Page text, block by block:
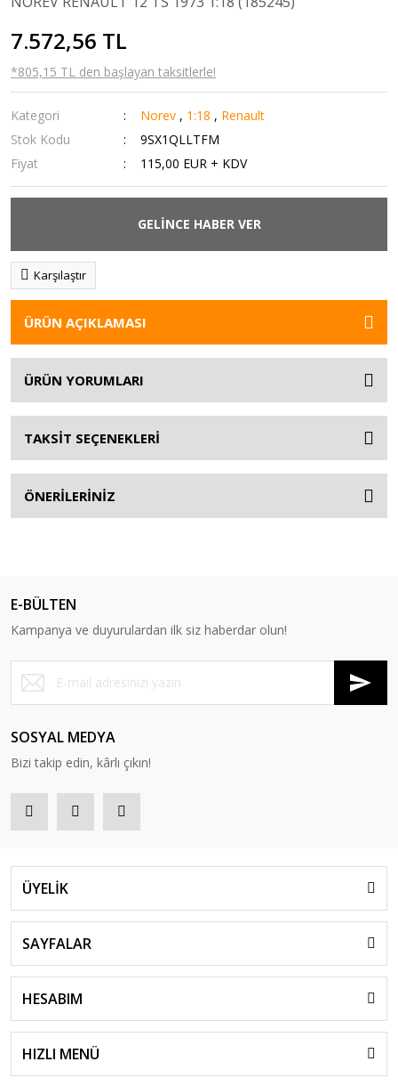
7.572,56 TL
*805,15 TL den başlayan taksitlerle!
Kategori Norev , 1:18 , Renault
Stok Kodu
9SX1QLLTFM
Fiyat
115,00 EUR + KDV
GELİNCE HABER VER
Karşılaştır
ÜRÜN AÇIKLAMASI
ÜRÜN YORUMLARI
TAKSİT SEÇENEKLERİ
ÖNERİLERİNİZ
E-BÜLTEN
Kampanya ve duyurulardan ilk siz haberdar olun!
SOSYAL MEDYA
Bizi takip edin, kârlı çıkın!
ÜYELİK
SAYFALAR
HESABIM
HIZLI MENÜ